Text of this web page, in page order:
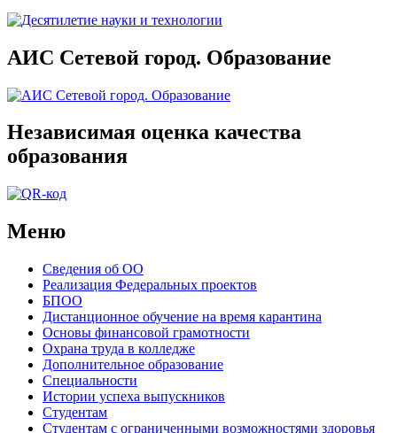
АИС Сетевой город. Образование
Независимая оценка качества
образования
Меню
Сведения об ОО
Реализация Федеральных проектов
БПОО
Дистанционное обучение на время карантина
Основы финансовой грамотности
Охрана труда в колледже
Дополнительное образование
Специальности
Истории успеха выпускников
Студентам
Студентам с ограниченными возможностями здоровья